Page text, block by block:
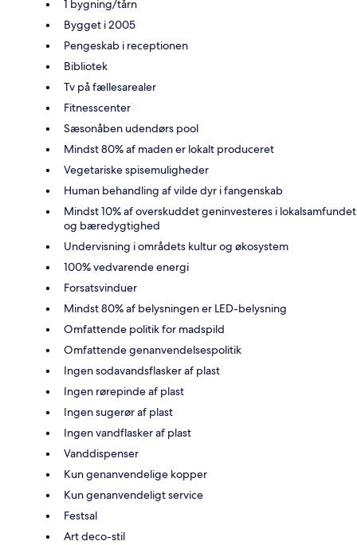
1 bygning/tårn
Bygget i 2005
Pengeskab i receptionen
Bibliotek
Tv på fællesarealer
Fitnesscenter
Sæsonåben udendørs pool
Mindst 80% af maden er lokalt produceret
Vegetariske spisemuligheder
Human behandling af vilde dyr i fangenskab
Mindst 10% af overskuddet geninvesteres i lokalsamfundet
og bæredygtighed
Undervisning i områdets kultur og økosystem
100% vedvarende energi
Forsatsvinduer
Mindst 80% af belysningen er LED-belysning
Omfattende politik for madspild
Omfattende genanvendelsespolitik
Ingen sodavandsflasker af plast
Ingen rørepinde af plast
Ingen sugerør af plast
Ingen vandflasker af plast
Vanddispenser
Kun genanvendelige kopper
Kun genanvendeligt service
Festsal
Art deco-stil